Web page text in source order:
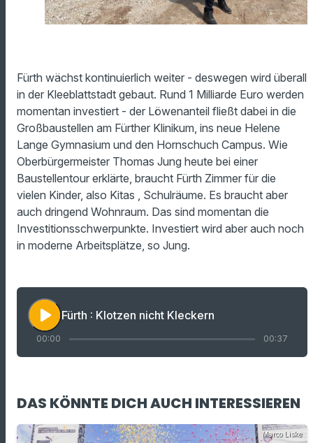
Fürth wächst kontinuierlich weiter - deswegen wird überall
in der Kleeblattstadt gebaut. Rund 1 Milliarde Euro werden
momentan investiert - der Löwenanteil fließt dabei in die
Großbaustellen am Fürther Klinikum, ins neue Helene
Lange Gymnasium und den Hornschuch Campus. Wie
Oberbürgermeister Thomas Jung heute bei einer
Baustellentour erklärte, braucht Fürth Zimmer für die
vielen Kinder, also Kitas , Schulräume. Es braucht aber
auch dringend Wohnraum. Das sind momentan die
Investitionsschwerpunkte. Investiert wird aber auch noch
in moderne Arbeitsplätze, so Jung.
play_arrow Fürth : Klotzen nicht Kleckern
00:00 00:37
DAS KÖNNTE DICH AUCH INTERESSIEREN
Marco Liske